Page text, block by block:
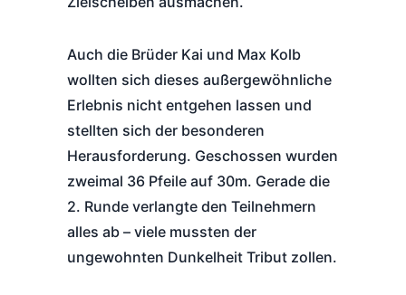
Auch die Brüder Kai und Max Kolb
wollten sich dieses außergewöhnliche
Erlebnis nicht entgehen lassen und
stellten sich der besonderen
Herausforderung. Geschossen wurden
zweimal 36 Pfeile auf 30m. Gerade die
2. Runde verlangte den Teilnehmern
alles ab – viele mussten der
ungewohnten Dunkelheit Tribut zollen.